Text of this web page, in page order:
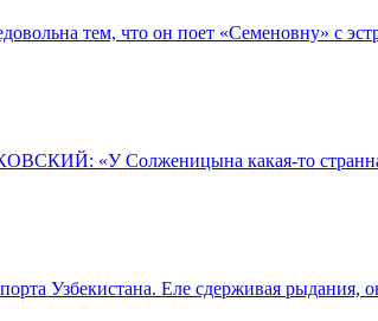
тем, что он поет «Семеновну» с
«У Солженицына какая-то
Узбекистана. Еле сдерживая рыдания,